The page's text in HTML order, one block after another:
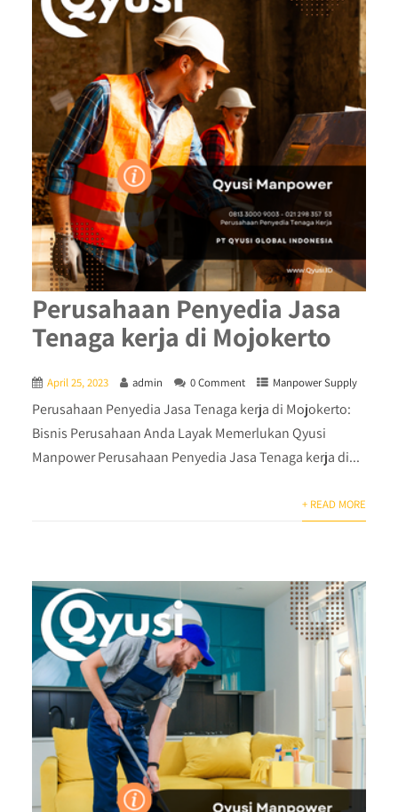
Perusahaan Penyedia Jasa
Tenaga kerja di Mojokerto
April 25, 2023 admin 0 Comment Manpower Supply
Perusahaan Penyedia Jasa Tenaga kerja di Mojokerto:
Bisnis Perusahaan Anda Layak Memerlukan Qyusi
Manpower Perusahaan Penyedia Jasa Tenaga kerja di...
+ READ MORE